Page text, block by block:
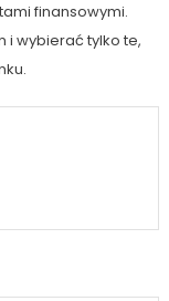
finansowymi.
i wybierać tylko te,